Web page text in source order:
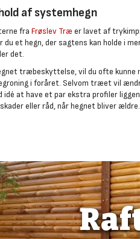
af systemhegn
fra Frøslev Træ er lavet af
et hegn, der sagtens kan holde i
det.
træbeskyttelse, vil du ofte kunne
i foråret. Selvom træet vil
idé at have et par ekstra profiler
eller råd, når hegnet bliver ældre.